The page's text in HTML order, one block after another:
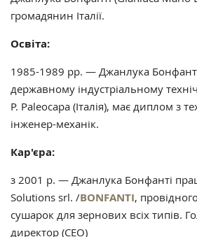
громадянин Італії.
Освіта:
1985-1989 рр. — Джанлука
державному індустріальному
P. Paleocapa (Італія), має диплом з
інженер-механік.
Кар'єра:
з 2001 р. — Джанлука Бонфанті
Solutions srl. /BONFANTI,
сушарок для зернових всіх типів.
директор (CEO)